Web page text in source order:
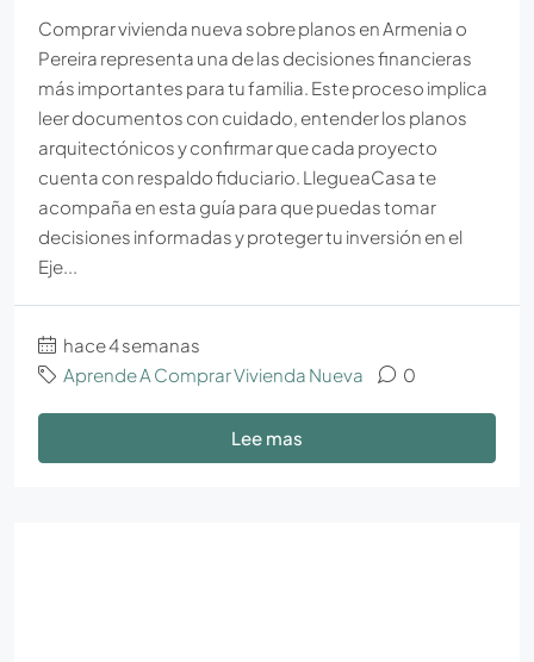
Comprar vivienda nueva sobre planos en Armenia o
Pereira representa una de las decisiones financieras
más importantes para tu familia. Este proceso implica
leer documentos con cuidado, entender los planos
arquitectónicos y confirmar que cada proyecto
cuenta con respaldo fiduciario. LlegueaCasa te
acompaña en esta guía para que puedas tomar
decisiones informadas y proteger tu inversión en el
Eje...
hace 4 semanas
Aprende A Comprar Vivienda Nueva
0
Lee mas